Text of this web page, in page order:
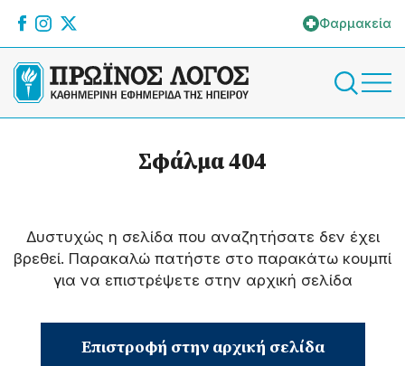
Φαρμακεία
Σφάλμα 404
Δυστυχώς η σελίδα που αναζητήσατε δεν έχει
βρεθεί. Παρακαλώ πατήστε στο παρακάτω κουμπί
για να επιστρέψετε στην αρχική σελίδα
Επιστροφή στην αρχική σελίδα